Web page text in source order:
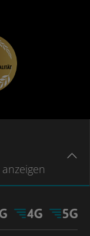
anzeigen